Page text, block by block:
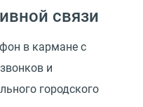
связи
в кармане с
и
городского